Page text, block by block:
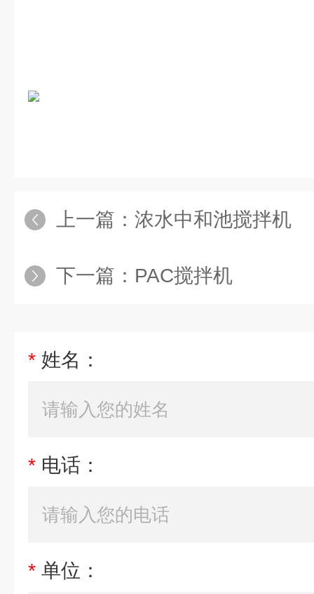
上一篇： 浓水中和池搅拌机
下一篇： PAC搅拌机
* 姓名：
* 电话：
* 单位：